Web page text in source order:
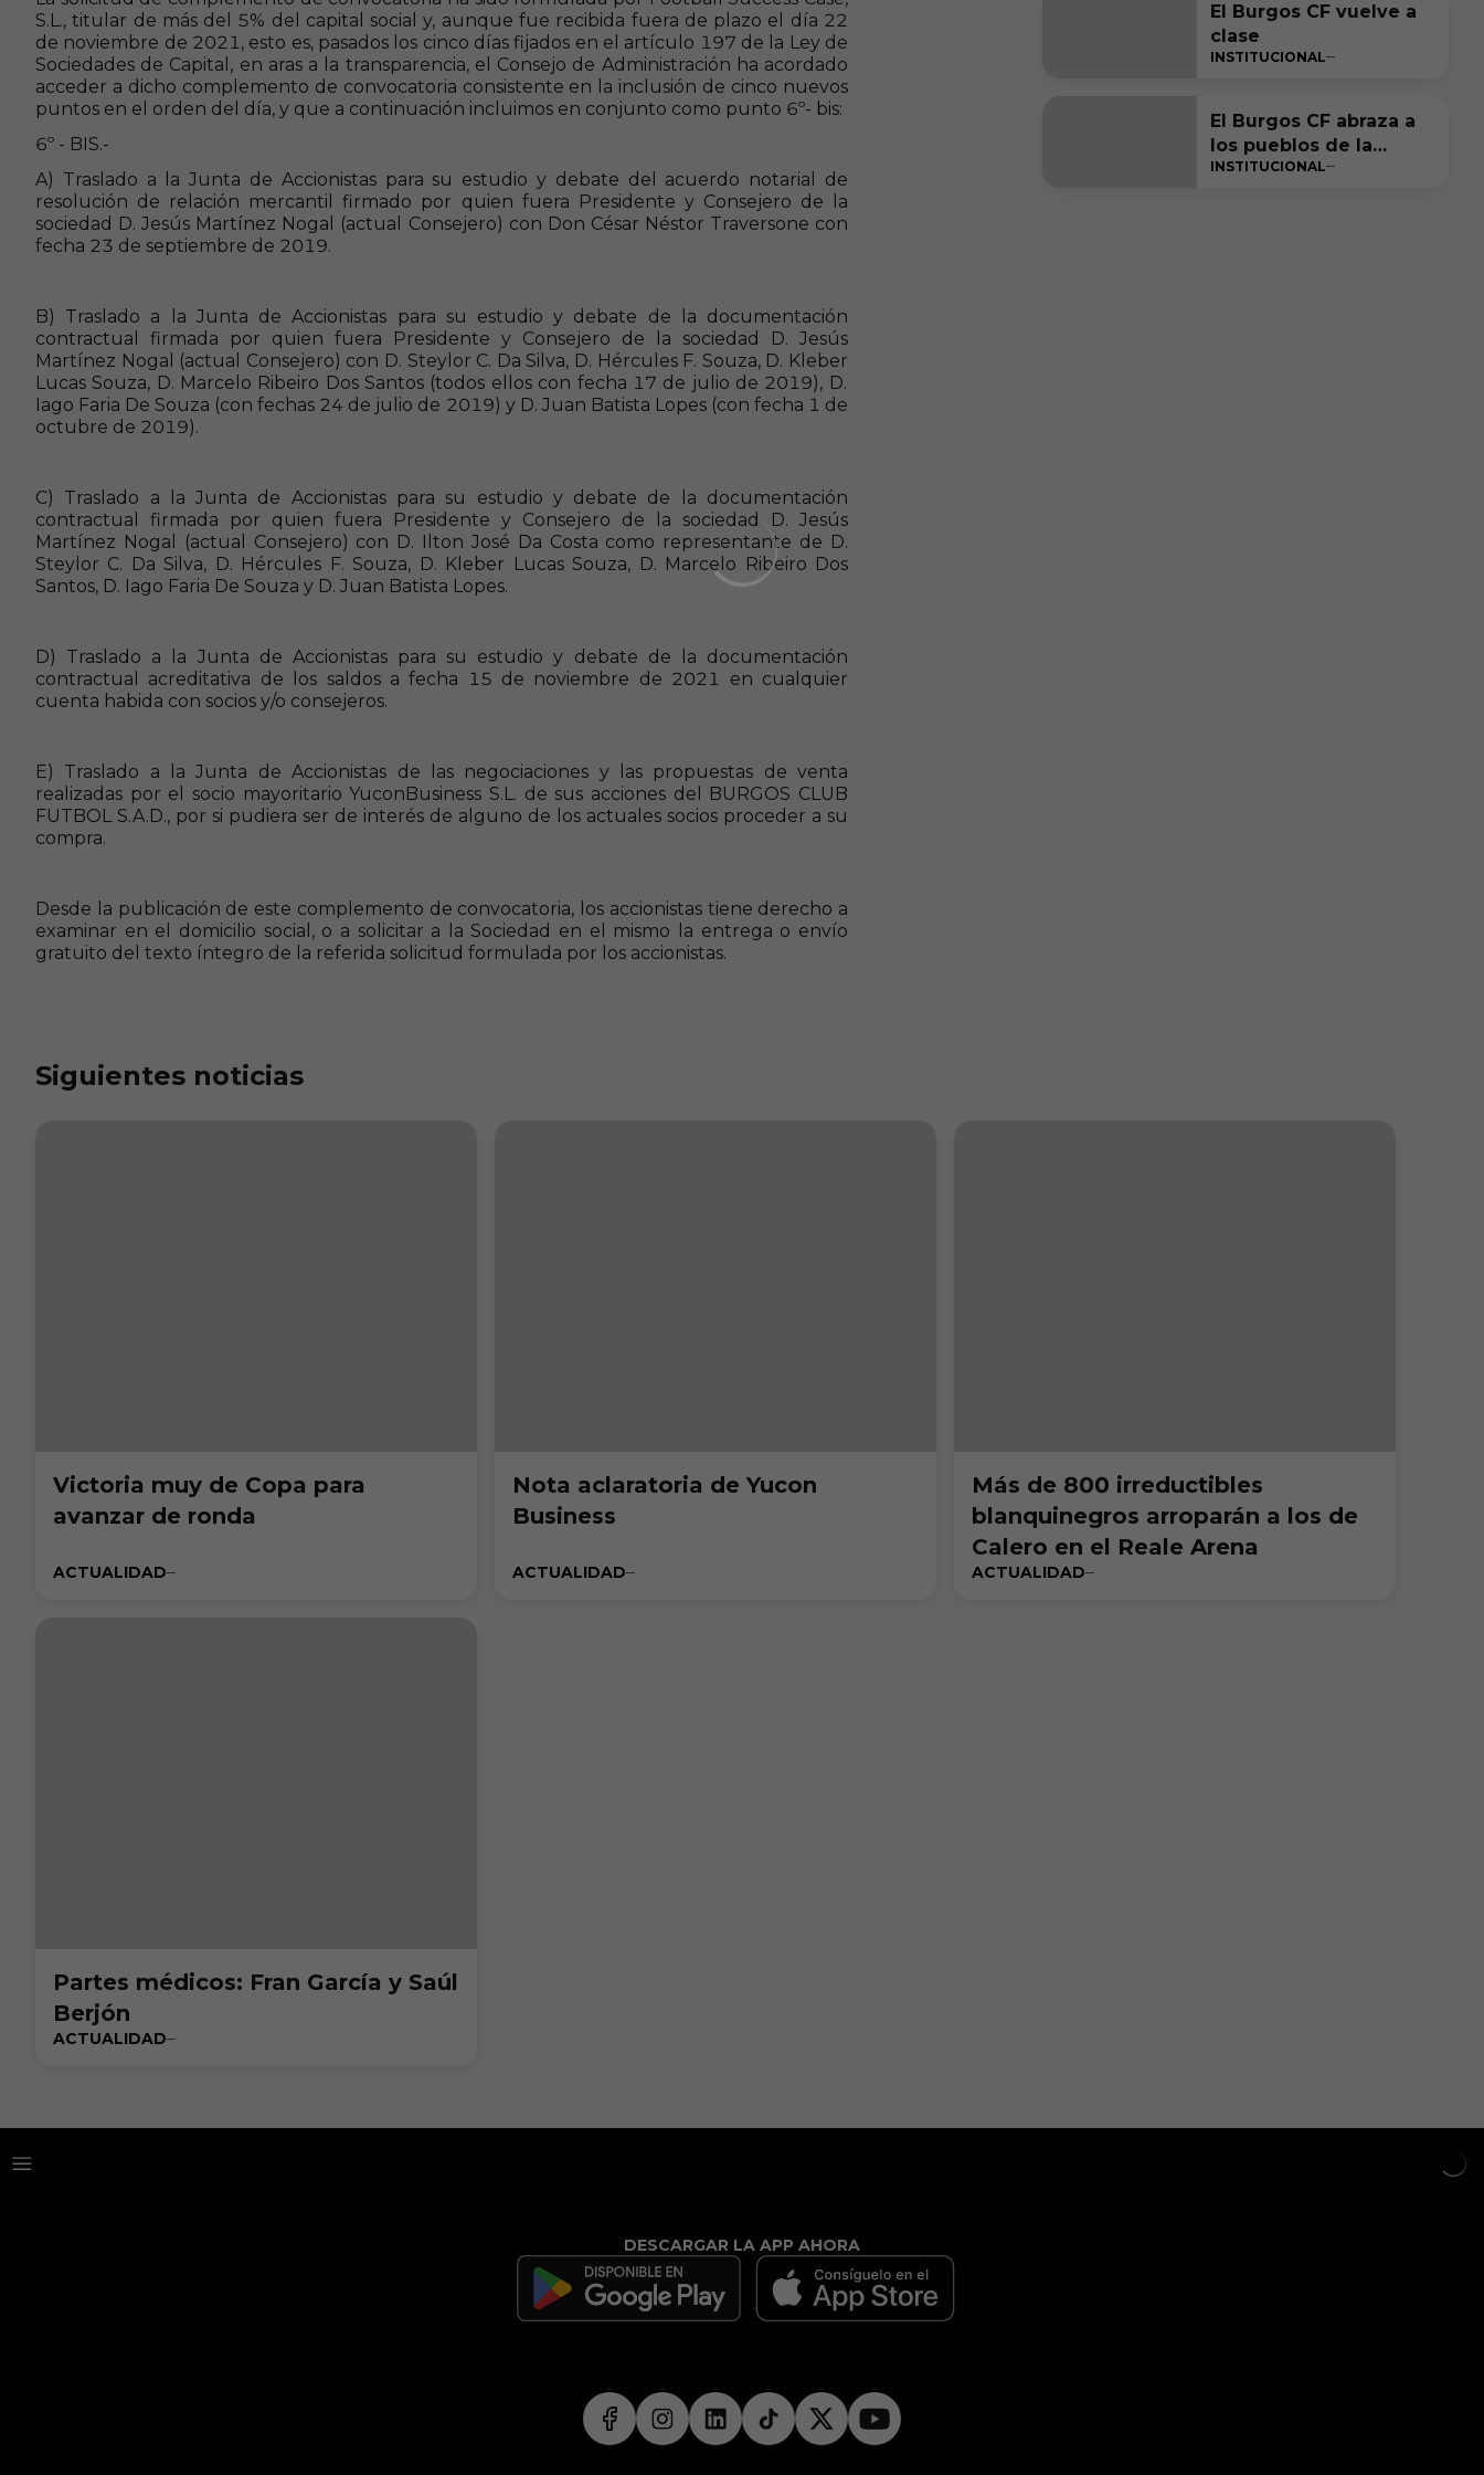
S.L., titular de más del 5% del capital social y, aunque fue recibida fuera de plazo el día 22
de noviembre de 2021, esto es, pasados los cinco días fijados en el artículo 197 de la Ley de
Sociedades de Capital, en aras a la transparencia, el Consejo de Administración ha acordado
acceder a dicho complemento de convocatoria consistente en la inclusión de cinco nuevos
puntos en el orden del día, y que a continuación incluimos en conjunto como punto 6º- bis:
6º - BIS.-
A) Traslado a la Junta de Accionistas para su estudio y debate del acuerdo notarial de
resolución de relación mercantil firmado por quien fuera Presidente y Consejero de la
sociedad D. Jesús Martínez Nogal (actual Consejero) con Don César Néstor Traversone con
fecha 23 de septiembre de 2019.
B) Traslado a la Junta de Accionistas para su estudio y debate de la documentación
contractual firmada por quien fuera Presidente y Consejero de la sociedad D. Jesús
Martínez Nogal (actual Consejero) con D. Steylor C. Da Silva, D. Hércules F. Souza, D. Kleber
Lucas Souza, D. Marcelo Ribeiro Dos Santos (todos ellos con fecha 17 de julio de 2019), D.
Iago Faria De Souza (con fechas 24 de julio de 2019) y D. Juan Batista Lopes(con fecha 1 de
octubre de 2019).
C) Traslado a la Junta de Accionistas para su estudio y debate de la documentación
contractual firmada por quien fuera Presidente y Consejero de la sociedad D. Jesús
Martínez Nogal (actual Consejero) con D. Ilton José Da Costa como representante de D.
Steylor C. Da Silva, D. Hércules F. Souza, D. Kleber Lucas Souza, D. Marcelo Ribeiro Dos
Santos, D. Iago Faria De Souza y D. Juan Batista Lopes.
D) Traslado a la Junta de Accionistas para su estudio y debate de la documentación
contractual acreditativa de los saldos a fecha 15 de noviembre de 2021 en cualquier
cuenta habida con socios y/o consejeros.
E) Traslado a la Junta de Accionistas de las negociaciones y las propuestas de venta
realizadas por el socio mayoritarioYuconBusiness S.L. de sus acciones del BURGOS CLUB
FUTBOL S.A.D., por si pudiera ser de interés de alguno de los actuales socios proceder a su
compra.
Desde la publicación de este complemento de convocatoria, los accionistas tiene derecho a
examinar en el domicilio social, o a solicitar a la Sociedad en el mismo la entrega o envío
gratuito del texto íntegro de la referida solicitud formulada por los accionistas.
LA SOCIEDAD BURGOS
CLUB DE FÚTBOL S.A.D.
El Burgos CF vuelve a
clase
INSTITUCIONAL
El Burgos CF abraza a
los pueblos de la
provincia
INSTITUCIONAL
Siguientes noticias
Victoria muy de Copa para
avanzar de ronda
ACTUALIDAD
Nota aclaratoria de Yucon
Business
ACTUALIDAD
Más de 800 irreductibles
blanquinegros arroparán a los de
Calero en el Reale Arena
ACTUALIDAD
Partes médicos: Fran García y Saúl
Berjón
ACTUALIDAD
DESCARGAR LA APP AHORA